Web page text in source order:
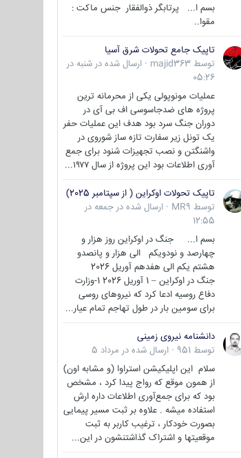
بسم ا... پرتابگر ذوالفقار جنس ماکت :
مقوا..
تاپیک جامع تحولات شرق آسیا
توسط majid363
· ارسال شده در شنبه در
05:26
عملیات مونوپولی یکی از محرمانه ترین
پروژه های ضدجاسوسی اف بی آی در
دوران جنگ سرد بود هدف این عملیات حفر
یک تونل زیر سفارت تازه ساز شوروی در
واشنگتن و نصب تجهیزات شنود برای جمع
آوری اطلاعات بود این پروژه از سال ۱۹۷۷...
تاپیک تحولات اوکراین ( از سپتامبر 2025)
توسط MR9
· ارسال شده در جمعه در
12:55
بسم ا... جنگ در اوکراین روز هزار و
چهارصد و نودویکم الی هزار و پانصدو
هشتم یکم الی هفدهم آوریل 2026
جنگ در اوکراین – 1 آوریل 2026 1-وزارت
دفاع روسیه ادعا کرد که نیروهای روسی
برای سومین بار در طول تهاجم تمام عیار...
دانشنامه نیروی زمینی
توسط 951
· ارسال شده در مرداد 5
سلام این اپلیکیشن استراوا (و مشابه اون)
از همون موقع که رواج پیدا کرد ، مشخص
بود که برای جمع‌آوری اطلاعات داره ارش
استفاده میشه . علاوه بر ثبت مسیر پیمایی
بصورت خودکار ، ترغیب کاربر به ثبت
موقعیتها و اشتراک‌ گذاشتنشون در این...